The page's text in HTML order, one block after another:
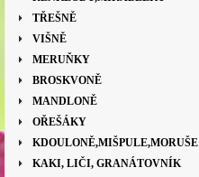
TŘEŠNĚ
VIŠNĚ
MERUŇKY
BROSKVONĚ
MANDLONĚ
OŘEŠÁKY
KDOULONĚ,MIŠPULE,MORUŠE
KAKI, LIČI, GRANÁTOVNÍK